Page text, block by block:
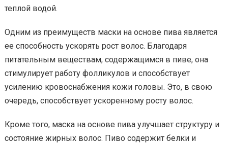
теплой водой.
Одним из преимуществ маски на основе пива является
ее способность ускорять рост волос. Благодаря
питательным веществам, содержащимся в пиве, она
стимулирует работу фолликулов и способствует
усилению кровоснабжения кожи головы. Это, в свою
очередь, способствует ускоренному росту волос.
Кроме того, маска на основе пива улучшает структуру и
состояние жирных волос. Пиво содержит белки и